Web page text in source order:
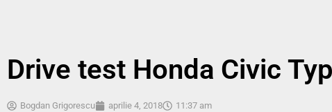
Drive test Honda Civic
Bogdan Grigorescu aprilie 4, 2018 11:37 am